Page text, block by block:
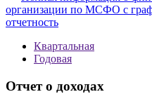
организации по МСФО с
отчетность
Квартальная
Годовая
Отчет о доходах